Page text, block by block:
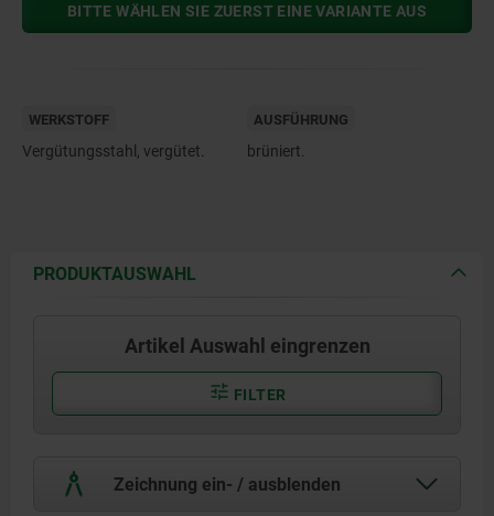
BITTE WÄHLEN SIE ZUERST EINE VARIANTE AUS
WERKSTOFF
Vergütungsstahl, vergütet.
AUSFÜHRUNG
brüniert.
PRODUKTAUSWAHL
Artikel Auswahl eingrenzen
FILTER
Zeichnung ein- / ausblenden